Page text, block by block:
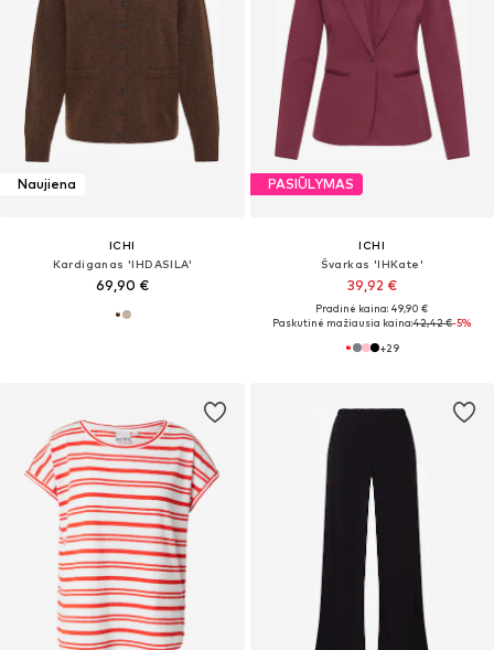
Naujiena
ICHI
Kardiganas 'IHDASILA'
69,90 €
PASIŪLYMAS
ICHI
Švarkas 'IHKate'
39,92 €
Pradinė kaina: 49,90 €
Paskutinė mažiausia kaina:42,42 €-5%
+29